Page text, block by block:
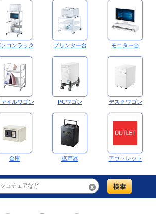
コンラック プリンター台 モニター台
ァイルワゴン PCワゴン デスクワゴン
金庫 拡声器 アウトレット